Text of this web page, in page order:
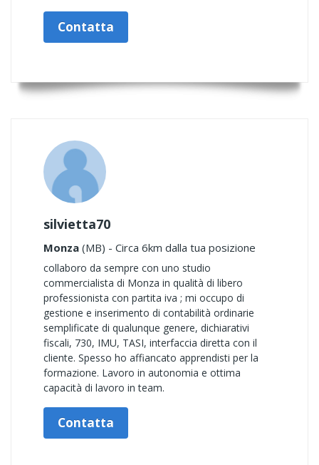
Contatta
silvietta70
Monza (MB) - Circa 6km dalla tua posizione
collaboro da sempre con uno studio
commercialista di Monza in qualità di libero
professionista con partita iva ; mi occupo di
gestione e inserimento di contabilità ordinarie
semplificate di qualunque genere, dichiarativi
fiscali, 730, IMU, TASI, interfaccia diretta con il
cliente. Spesso ho affiancato apprendisti per la
formazione. Lavoro in autonomia e ottima
capacità di lavoro in team.
Contatta